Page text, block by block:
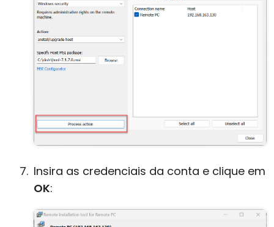
Insira as credenciais da conta e clique em
OK: